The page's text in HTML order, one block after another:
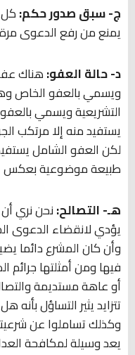
ج- سبق صدور حكم:
يمنع من رفع الدعوى
د- حالة العفو:هناك
ويسمي بالعفو الخاص
التشريعية ويسمي
يستفيد منه إلا مرتكب
لكن العفو الشامل
طبيعة موضوعية بعكس
هـ- التصالح:نحن نري
يؤدي لانقضاء الدعوى
وأن كان المشرع دائما
فيها ومن أمثلتها
أو عاهة مستديمة
تتزايد يثير التساؤل
وكذلك تساملوا عن
يعد وسيلة لمكافحة